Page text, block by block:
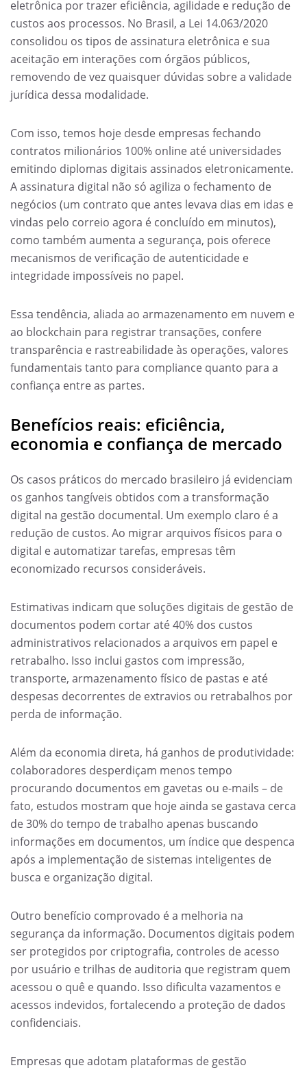
eletrônica por trazer eficiência, agilidade e redução de
custos aos processos. No Brasil, a Lei 14.063/2020
consolidou os tipos de assinatura eletrônica e sua
aceitação em interações com órgãos públicos,
removendo de vez quaisquer dúvidas sobre a validade
jurídica dessa modalidade.
Com isso, temos hoje desde empresas fechando
contratos milionários 100% online até universidades
emitindo diplomas digitais assinados eletronicamente.
A assinatura digital não só agiliza o fechamento de
negócios (um contrato que antes levava dias em idas e
vindas pelo correio agora é concluído em minutos),
como também aumenta a segurança, pois oferece
mecanismos de verificação de autenticidade e
integridade impossíveis no papel.
Essa tendência, aliada ao armazenamento em nuvem e
ao blockchain para registrar transações, confere
transparência e rastreabilidade às operações, valores
fundamentais tanto para compliance quanto para a
confiança entre as partes.
Benefícios reais: eficiência,
economia e confiança de mercado
Os casos práticos do mercado brasileiro já evidenciam
os ganhos tangíveis obtidos com a transformação
digital na gestão documental. Um exemplo claro é a
redução de custos. Ao migrar arquivos físicos para o
digital e automatizar tarefas, empresas têm
economizado recursos consideráveis.
Estimativas indicam que soluções digitais de gestão de
documentos podem cortar até 40% dos custos
administrativos relacionados a arquivos em papel e
retrabalho. Isso inclui gastos com impressão,
transporte, armazenamento físico de pastas e até
despesas decorrentes de extravios ou retrabalhos por
perda de informação.
Além da economia direta, há ganhos de produtividade:
colaboradores desperdiçam menos tempo
procurando documentos em gavetas ou e-mails – de
fato, estudos mostram que hoje ainda se gastava cerca
de 30% do tempo de trabalho apenas buscando
informações em documentos, um índice que despenca
após a implementação de sistemas inteligentes de
busca e organização digital.
Outro benefício comprovado é a melhoria na
segurança da informação. Documentos digitais podem
ser protegidos por criptografia, controles de acesso
por usuário e trilhas de auditoria que registram quem
acessou o quê e quando. Isso dificulta vazamentos e
acessos indevidos, fortalecendo a proteção de dados
confidenciais.
Empresas que adotam plataformas de gestão